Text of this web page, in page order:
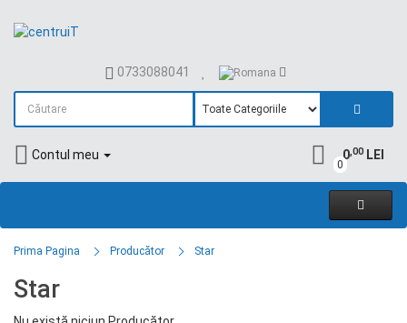
0733088041
Contul meu
0
0,00LEI
Prima Pagina Producător Star
Star